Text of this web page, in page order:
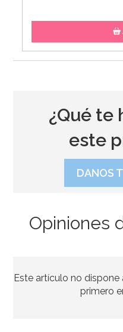
¿Qué te
este
DANOS
Opiniones
Este artículo no dispone
primero